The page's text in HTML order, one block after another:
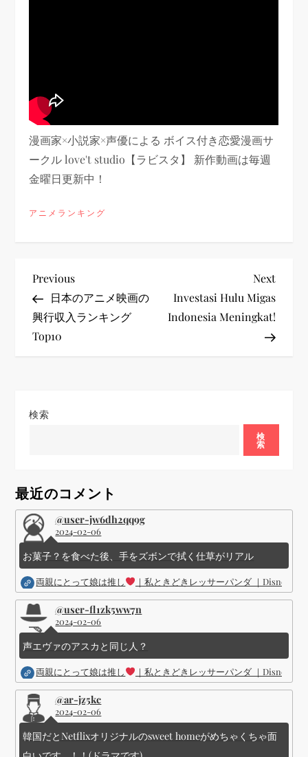
漫画家×小説家×声優による ボイス付き恋愛漫画サ
ークル love't studio【ラビスタ】 新作動画は毎週
金曜日更新中！
アニメランキング
投
稿
ナ
ゲ
シ
ョ
ン
Previous
Post
Previous
日本のアニメ映画の
興行収入ランキング
Top10
Next
Post
Next
Investasi Hulu Migas
Indonesia Meningkat!
検索
検
索
最近のコメント
@user-jw6dh2qq9g
2024-02-06
お菓子？を食べた後、手をズボンで拭く仕草がリアル
両親にとって娘は推し ｜私ときどきレッサーパンダ ｜Disney (
@user-fl1zk5ww7n
2024-02-06
声エヴァのアスカと同じ人？
両親にとって娘は推し ｜私ときどきレッサーパンダ ｜Disney (
@ar-jz5kc
2024-02-06
韓国だとNetflixオリジナルのsweet homeがめちゃくちゃ面